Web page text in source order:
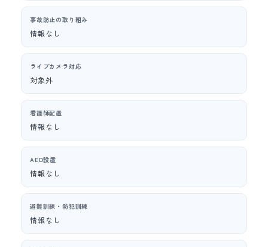
事故防止の取り組み
情報なし
ライブカメラ対応
対象外
看護師配置
情報なし
AED設置
情報なし
避難訓練・防犯訓練
情報なし